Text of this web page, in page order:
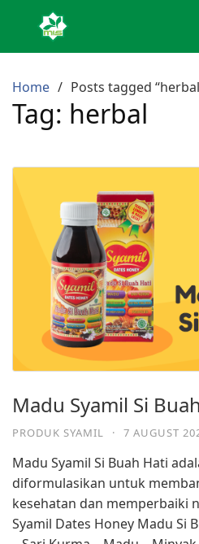
Home Posts tagged
Tag: herbal
Madu Syamil Si
PRODUK SYAMIL · 7 AUGUST
Madu Syamil Si Buah Hati
diformulasikan untuk
kesehatan dan memperbaiki
Syamil Dates Honey Madu Si